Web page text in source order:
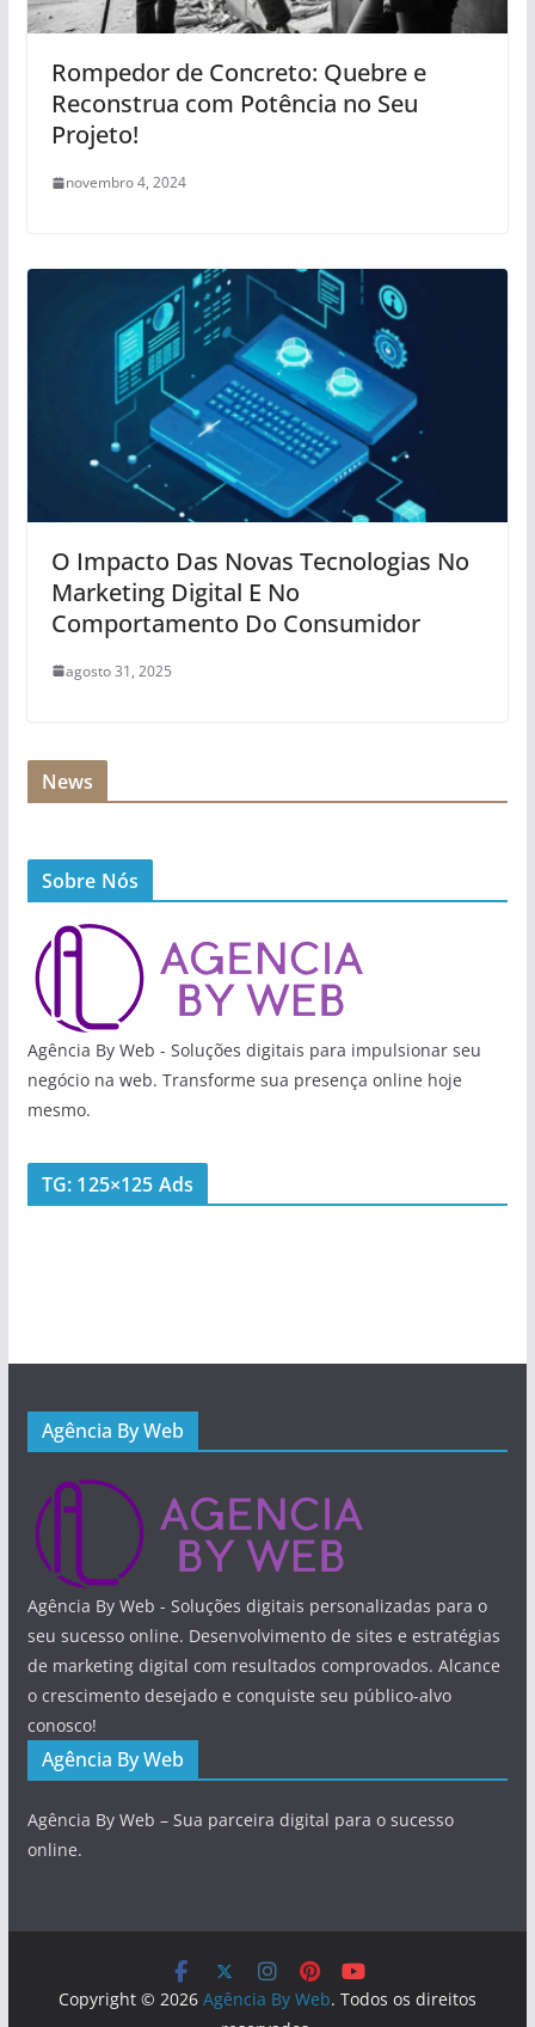
Rompedor de Concreto: Quebre e
Reconstrua com Potência no Seu
Projeto!
novembro 4, 2024
O Impacto Das Novas Tecnologias No
Marketing Digital E No
Comportamento Do Consumidor
agosto 31, 2025
News
Sobre Nós
Agência By Web - Soluções digitais para impulsionar seu
negócio na web. Transforme sua presença online hoje
mesmo.
TG: 125×125 Ads
Agência By Web
Agência By Web - Soluções digitais personalizadas para o
seu sucesso online. Desenvolvimento de sites e estratégias
de marketing digital com resultados comprovados. Alcance
o crescimento desejado e conquiste seu público-alvo
conosco!
Agência By Web
Agência By Web – Sua parceira digital para o sucesso
online.
Copyright © 2026 Agência By Web. Todos os direitos